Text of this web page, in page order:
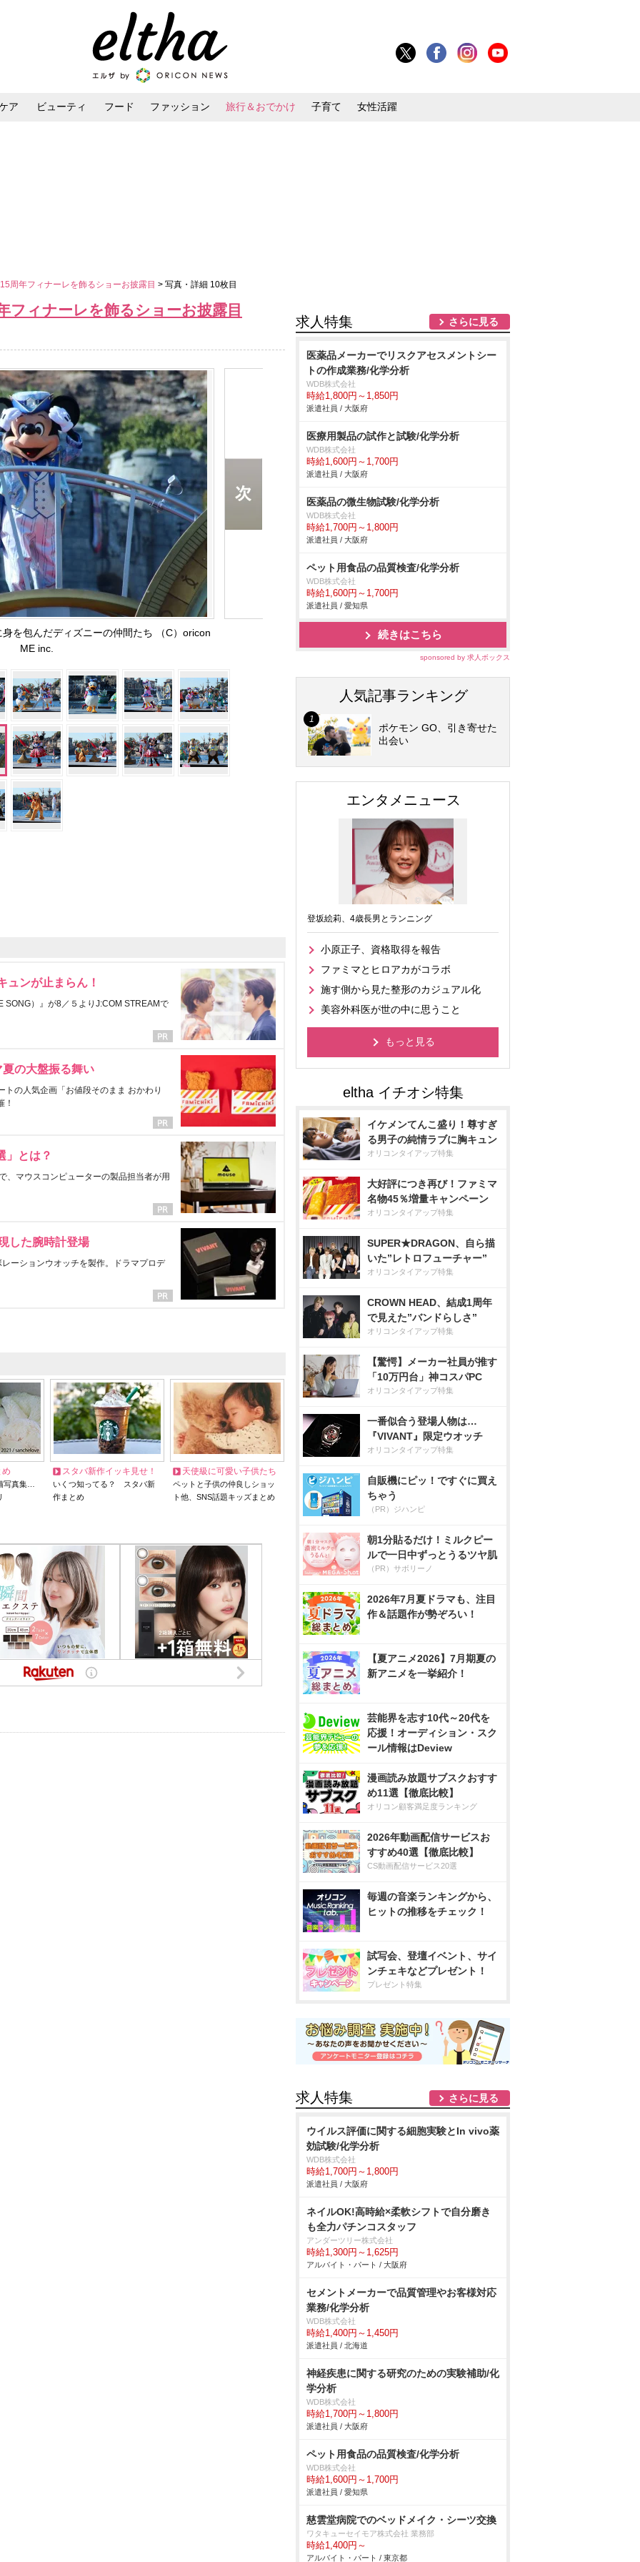
ア ビューティ フード ファッション 旅行＆おでかけ 子育て 女性活躍
周年フィナーレを飾るショーお披露目 > 写真・詳細 10枚目
フィナーレを飾るショーお披露目
を包んだディズニーの仲間たち （C）oricon
ME inc.
ュンが止まらん！
SONG）』が8／５よりJ:COM STREAMで
の大盤振る舞い
の人気企画「お値段そのまま おかわり
！
」とは？
、マウスコンピューターの製品担当者が用
した腕時計登場
ーションウオッチを製作。ドラマプロデ
め
写真集…
スタバ新作イッキ見せ！
いくつ知ってる？ スタバ新
作まとめ
天使級に可愛い子供たち
ペットと子供の仲良しショッ
ト他、SNS話題キッズまとめ
求人特集 さらに見る
医薬品メーカーでリスクアセスメントシー
トの作成業務/化学分析
WDB株式会社
時給1,800円～1,850円
派遣社員 / 大阪府
医療用製品の試作と試験/化学分析
WDB株式会社
時給1,600円～1,700円
派遣社員 / 大阪府
医薬品の微生物試験/化学分析
WDB株式会社
時給1,700円～1,800円
派遣社員 / 大阪府
ペット用食品の品質検査/化学分析
WDB株式会社
時給1,600円～1,700円
派遣社員 / 愛知県
続きはこちら
sponsored by 求人ボックス
人気記事ランキング
ポケモン GO、引き寄せた
出会い
エンタメニュース
登坂絵莉、4歳長男とランニング
小原正子、資格取得を報告
ファミマとヒロアカがコラボ
施す側から見た整形のカジュアル化
美容外科医が世の中に思うこと
もっと見る
イケメンてんこ盛り！尊すぎ
る男子の純情ラブに胸キュン
オリコンタイアップ特集
大好評につき再び！ファミマ
名物45％増量キャンペーン
オリコンタイアップ特集
SUPER★DRAGON、自ら描
いた”レトロフューチャー”
オリコンタイアップ特集
CROWN HEAD、結成1周年
で見えた”バンドらしさ”
オリコンタイアップ特集
【驚愕】メーカー社員が推す
「10万円台」神コスパPC
オリコンタイアップ特集
一番似合う登場人物は…
『VIVANT』限定ウオッチ
オリコンタイアップ特集
自販機にピッ！ですぐに買え
ちゃう
（PR）ジハンピ
朝1分貼るだけ！ミルクピー
ルで一日中ずっとうるツヤ肌
（PR）サボリーノ
2026年7月夏ドラマも、注目
作＆話題作が勢ぞろい！
【夏アニメ2026】7月期夏の
新アニメを一挙紹介！
芸能界を志す10代～20代を
応援！オーディション・スク
ール情報はDeview
漫画読み放題サブスクおすす
め11選【徹底比較】
オリコン顧客満足度ランキング
2026年動画配信サービスお
すすめ40選【徹底比較】
CS動画配信サービス20選
毎週の音楽ランキングから、
ヒットの推移をチェック！
試写会、登壇イベント、サイ
ンチェキなどプレゼント！
プレゼント特集
求人特集 さらに見る
ウイルス評価に関する細胞実験とIn vivo薬
効試験/化学分析
WDB株式会社
時給1,700円～1,800円
派遣社員 / 大阪府
ネイルOK!高時給×柔軟シフトで自分磨き
も全力パチンコスタッフ
アンダーツリー株式会社
時給1,300円～1,625円
アルバイト・パート / 大阪府
セメントメーカーで品質管理やお客様対応
業務/化学分析
WDB株式会社
時給1,400円～1,450円
派遣社員 / 北海道
神経疾患に関する研究のための実験補助/化
学分析
WDB株式会社
時給1,700円～1,800円
派遣社員 / 大阪府
ペット用食品の品質検査/化学分析
WDB株式会社
時給1,600円～1,700円
派遣社員 / 愛知県
慈雲堂病院でのベッドメイク・シーツ交換
ワタキューセイモア株式会社 業務部
時給1,400円～
アルバイト・パート / 東京都